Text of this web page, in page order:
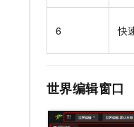
6 快
世界编辑窗口